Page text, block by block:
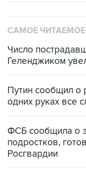
САМОЕ ЧИТАЕМОЕ
Число
Геленджиком
Путин сообщил о
одних руках все
ФСБ сообщила о
подростков,
Росгвардии